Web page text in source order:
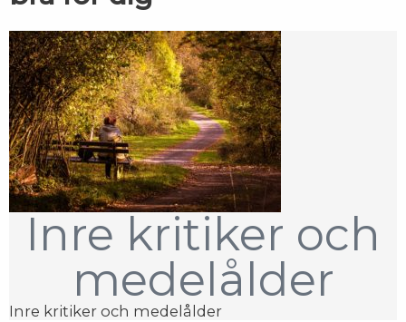
Inre kritiker och
medelålder
Inre kritiker och medelålder